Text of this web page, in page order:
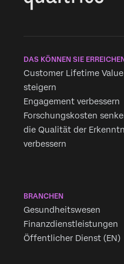
DAS KÖNNEN SIE
Customer Lifetime Value
steigern
Engagement verbessern
Forschungskosten
die Qualität der
verbessern
BRANCHEN
Gesundheitswesen
Finanzdienstleistungen
Öffentlicher Dienst (EN)